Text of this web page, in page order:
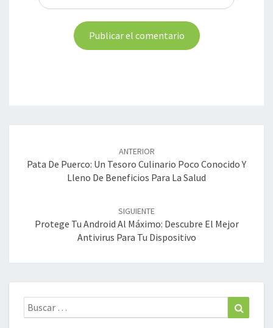
entradas
ANTERIOR
Pata De Puerco: Un Tesoro Culinario Poco Conocido Y
Lleno De Beneficios Para La Salud
SIGUIENTE
Protege Tu Android Al Máximo: Descubre El Mejor
Antivirus Para Tu Dispositivo
Buscar: